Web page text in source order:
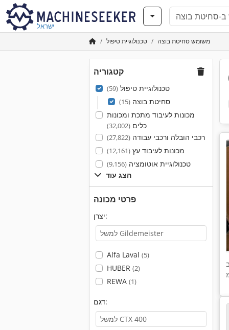
ישראל
טכנולוגיית טיפול משומש סחיטת בוצה
קטגוריה
טכנולוגיית טיפול(59)
סחיטת בוצה(15)
מכונות לעיבוד מתכת ומכונות
כלים(32,002)
רכבי הובלה ורכבי עבודה(27,822)
מכונות לעיבוד עץ(12,161)
טכנולוגיית אוטומציה(9,156)
הצג עוד
פרטי מכונה
יצרן:
Alfa Laval (5)
HUBER (2)
REWA (1)
דגם: